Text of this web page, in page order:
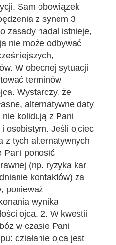
Sam obowiązek
z synem 3
zasady nadal istnieje,
nie może odbywać
W obecnej sytuacji
terminów
Wystarczy, że
alternatywne daty
kolidują z Pani
osobistym. Jeśli ojciec
z tych alternatywnych
Pani ponosić
(np. ryzyka kar
kontaktów) za
ponieważ
wynika
ojca. 2. W kwestii
w czasie Pani
działanie ojca jest